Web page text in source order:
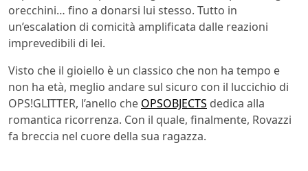
orecchini… fino a donarsi lui stesso. Tutto in
un’escalation di comicità amplificata dalle reazioni
imprevedibili di lei.
Visto che il gioiello è un classico che non ha tempo e
non ha età, meglio andare sul sicuro con il luccichio di
OPS!GLITTER, l’anello che OPSOBJECTS dedica alla
romantica ricorrenza. Con il quale, finalmente, Rovazzi
fa breccia nel cuore della sua ragazza.